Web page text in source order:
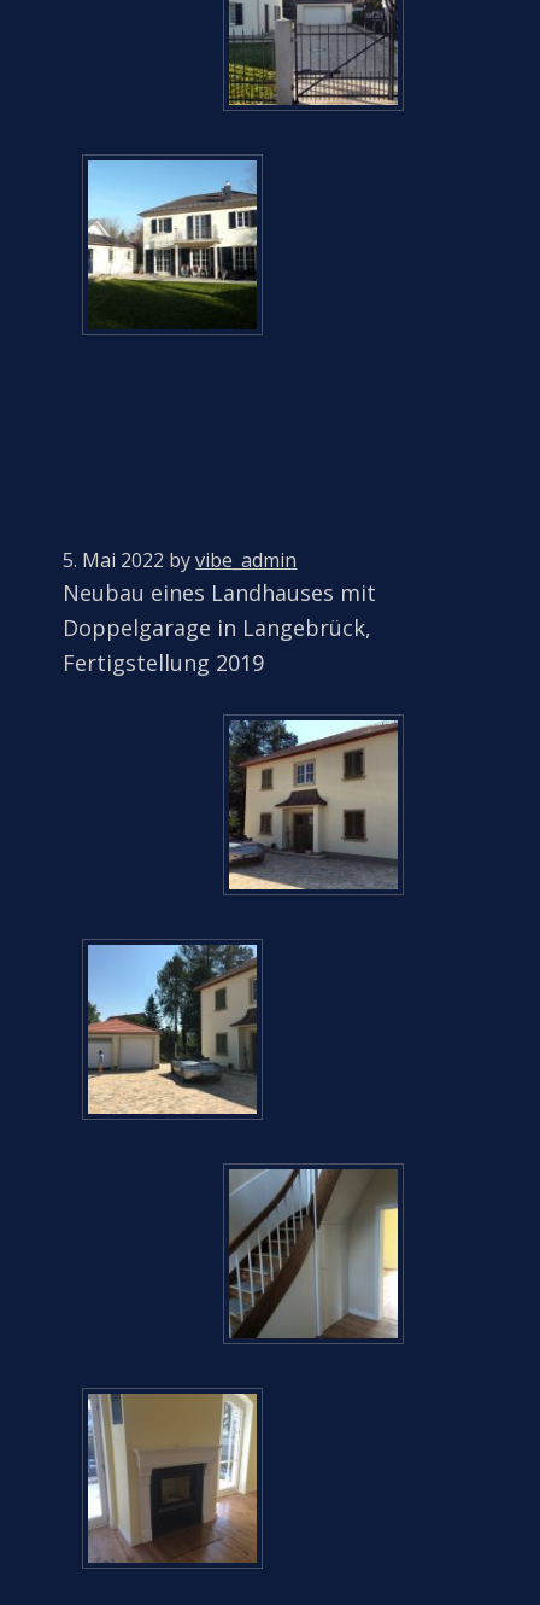
5. Mai 2022 byvibe_admin
Neubau eines Landhauses mit
Doppelgarage in Langebrück,
Fertigstellung 2019